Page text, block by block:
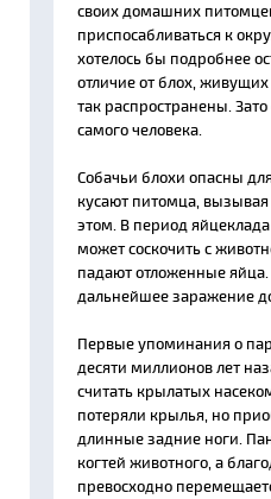
своих домашних
приспосабливаться к
хотелось бы подробнее
отличие от блох,
так распространены.
самого человека.
Собачьи блохи опасны
кусают питомца,
этом. В период яйцеклада
может соскочить с
падают отложенные
дальнейшее заражение
Первые упоминания о
десяти миллионов лет
считать крылатых
потеряли крылья, но
длинные задние ноги.
когтей животного, а
превосходно